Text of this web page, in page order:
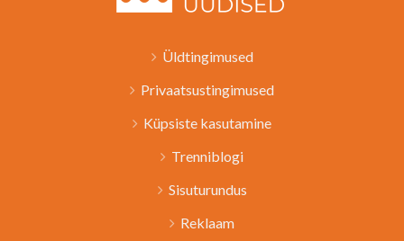
Üldtingimused
Privaatsustingimused
Küpsiste kasutamine
Trenniblogi
Sisuturundus
Reklaam